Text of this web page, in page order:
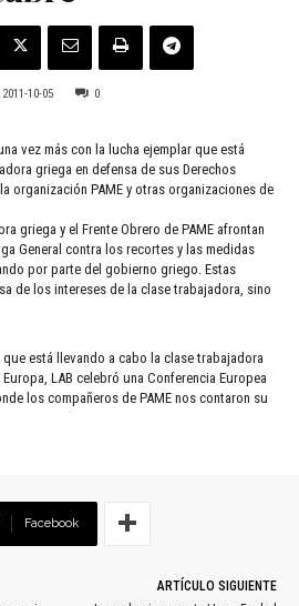
2011-10-05 0
vez más con la lucha ejemplar que está
griega en defensa de sus Derechos
organización PAME y otras organizaciones de
griega y el Frente Obrero de PAME afrontan
General contra los recortes y las medidas
por parte del gobierno griego. Estas
de los intereses de la clase trabajadora, sino
está llevando a cabo la clase trabajadora
LAB celebró una Conferencia Europea
los compañeros de PAME nos contaron su
Facebook
ARTÍCULO SIGUIENTE